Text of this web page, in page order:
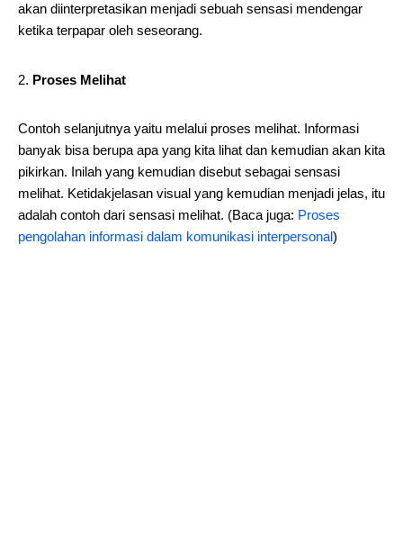
akan diinterpretasikan menjadi sebuah sensasi mendengar
ketika terpapar oleh seseorang.
Proses Melihat
Contoh selanjutnya yaitu melalui proses melihat. Informasi
banyak bisa berupa apa yang kita lihat dan kemudian akan kita
pikirkan. Inilah yang kemudian disebut sebagai sensasi
melihat. Ketidakjelasan visual yang kemudian menjadi jelas, itu
adalah contoh dari sensasi melihat. (Baca juga: Proses
pengolahan informasi dalam komunikasi interpersonal)